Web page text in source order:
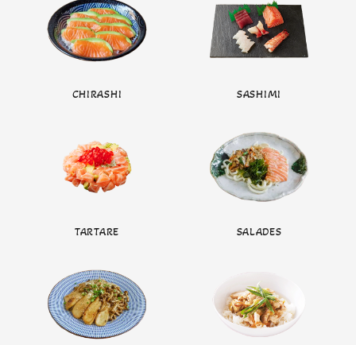
CHIRASHI SASHIMI
TARTARE SALADES